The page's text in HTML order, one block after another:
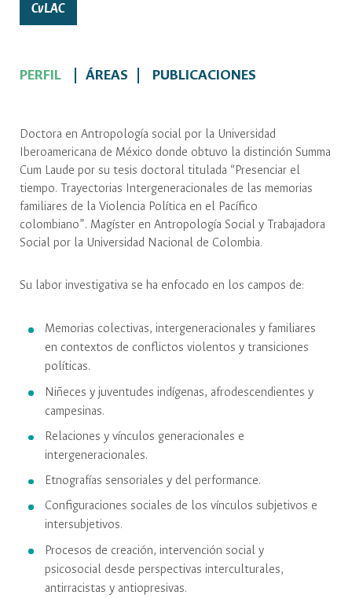
CvLAC
PERFIL ÁREAS PUBLICACIONES
Doctora en Antropología social por la Universidad
Iberoamericana de México donde obtuvo la distinción Summa
Cum Laude por su tesis doctoral titulada “Presenciar el
tiempo. Trayectorias Intergeneracionales de las memorias
familiares de la Violencia Política en el Pacífico
colombiano”. Magíster en Antropología Social y Trabajadora
Social por la Universidad Nacional de Colombia.
Su labor investigativa se ha enfocado en los campos de:
Memorias colectivas, intergeneracionales y familiares
en contextos de conflictos violentos y transiciones
políticas.
Niñeces y juventudes indígenas, afrodescendientes y
campesinas.
Relaciones y vínculos generacionales e
intergeneracionales.
Etnografías sensoriales y del performance.
Configuraciones sociales de los vínculos subjetivos e
intersubjetivos.
Procesos de creación, intervención social y
psicosocial desde perspectivas interculturales,
antirracistas y antiopresivas.